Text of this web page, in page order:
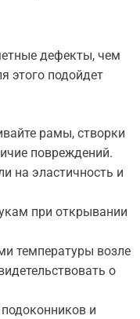
дефекты, чем
этого подойдет
рамы, створки
повреждений.
на эластичность и
при открывании
температуры возле
о
и